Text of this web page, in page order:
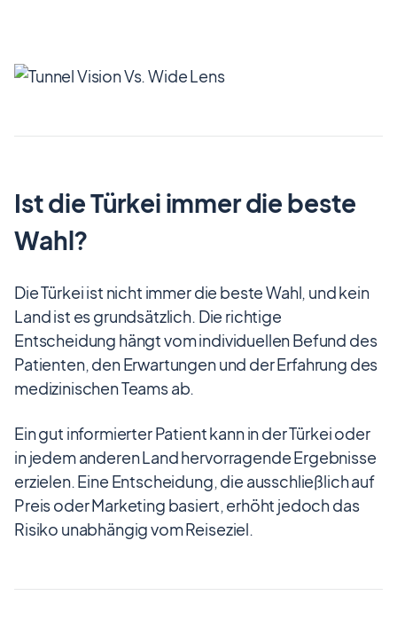
Ist die Türkei immer die beste
Wahl?
Die Türkei ist nicht immer die beste Wahl, und kein
Land ist es grundsätzlich. Die richtige
Entscheidung hängt vom individuellen Befund des
Patienten, den Erwartungen und der Erfahrung des
medizinischen Teams ab.
Ein gut informierter Patient kann in der Türkei oder
in jedem anderen Land hervorragende Ergebnisse
erzielen. Eine Entscheidung, die ausschließlich auf
Preis oder Marketing basiert, erhöht jedoch das
Risiko unabhängig vom Reiseziel.